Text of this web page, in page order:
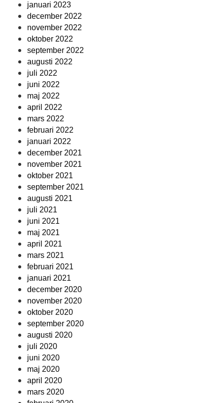
januari 2023
december 2022
november 2022
oktober 2022
september 2022
augusti 2022
juli 2022
juni 2022
maj 2022
april 2022
mars 2022
februari 2022
januari 2022
december 2021
november 2021
oktober 2021
september 2021
augusti 2021
juli 2021
juni 2021
maj 2021
april 2021
mars 2021
februari 2021
januari 2021
december 2020
november 2020
oktober 2020
september 2020
augusti 2020
juli 2020
juni 2020
maj 2020
april 2020
mars 2020